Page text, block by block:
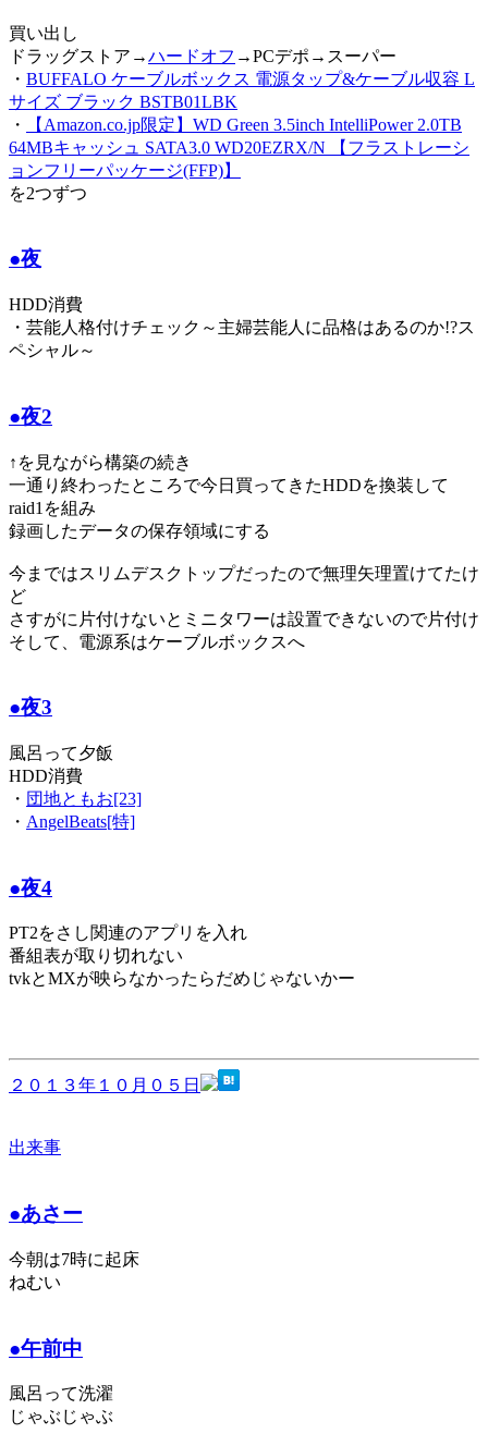
買い出し
ドラッグストア→ハードオフ →PCデポ→スーパー
・ BUFFALO ケーブルボックス 電源タップ&ケーブル収容 L
サイズ ブラック BSTB01LBK
・
【Amazon.co.jp限定】WD Green 3.5inch IntelliPower 2.0TB
64MBキャッシュ SATA3.0 WD20EZRX/N 【フラストレーシ
ョンフリーパッケージ(FFP)】
を2つずつ
●夜
HDD消費
・芸能人格付けチェック～主婦芸能人に品格はあるのか!?ス
ペシャル～
●夜2
↑を見ながら構築の続き
一通り終わったところで今日買ってきたHDDを換装して
raid1を組み
録画したデータの保存領域にする
今まではスリムデスクトップだったので無理矢理置けてたけ
ど
さすがに片付けないとミニタワーは設置できないので片付け
そして、電源系はケーブルボックスへ
●夜3
風呂って夕飯
HDD消費
・ 団地ともお[23]
・ AngelBeats[特]
●夜4
PT2をさし関連のアプリを入れ
番組表が取り切れない
tvkとMXが映らなかったらだめじゃないかー
２０１３年１０月０５日
出来事
●あさー
今朝は7時に起床
ねむい
●午前中
風呂って洗濯
じゃぶじゃぶ